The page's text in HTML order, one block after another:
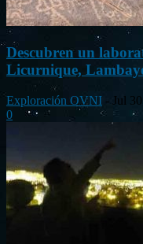
Descubren un
Licurnique,
Exploración OVNI - Jul
0